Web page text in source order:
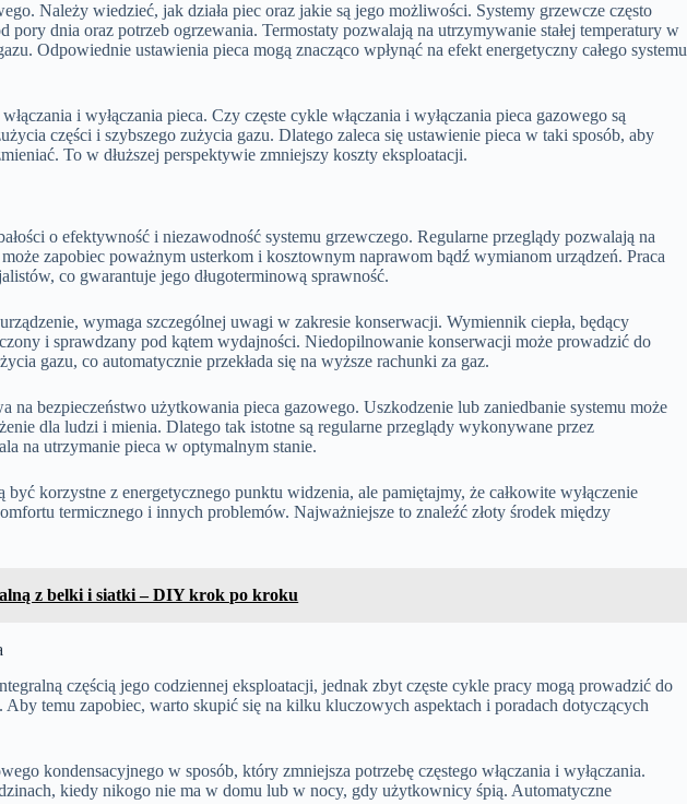
Należy wiedzieć, jak działa piec oraz jakie są jego możliwości. Systemy grzewcze często
dnia oraz potrzeb ogrzewania. Termostaty pozwalają na utrzymywanie stałej temperatury w
Odpowiednie ustawienia pieca mogą znacząco wpłynąć na efekt energetyczny całego systemu
i wyłączania pieca. Czy częste cykle włączania i wyłączania pieca gazowego są
części i szybszego zużycia gazu. Dlatego zaleca się ustawienie pieca w taki sposób, aby
To w dłuższej perspektywie zmniejszy koszty eksploatacji.
o efektywność i niezawodność systemu grzewczego. Regularne przeglądy pozwalają na
zapobiec poważnym usterkom i kosztownym naprawom bądź wymianom urządzeń. Praca
co gwarantuje jego długoterminową sprawność.
wymaga szczególnej uwagi w zakresie konserwacji. Wymiennik ciepła, będący
i sprawdzany pod kątem wydajności. Niedopilnowanie konserwacji może prowadzić do
gazu, co automatycznie przekłada się na wyższe rachunki za gaz.
na bezpieczeństwo użytkowania pieca gazowego. Uszkodzenie lub zaniedbanie systemu może
dla ludzi i mienia. Dlatego tak istotne są regularne przeglądy wykonywane przez
na utrzymanie pieca w optymalnym stanie.
korzystne z energetycznego punktu widzenia, ale pamiętajmy, że całkowite wyłączenie
termicznego i innych problemów. Najważniejsze to znaleźć złoty środek między
z belki i siatki – DIY krok po kroku
częścią jego codziennej eksploatacji, jednak zbyt częste cykle pracy mogą prowadzić do
temu zapobiec, warto skupić się na kilku kluczowych aspektach i poradach dotyczących
kondensacyjnego w sposób, który zmniejsza potrzebę częstego włączania i wyłączania.
kiedy nikogo nie ma w domu lub w nocy, gdy użytkownicy śpią. Automatyczne